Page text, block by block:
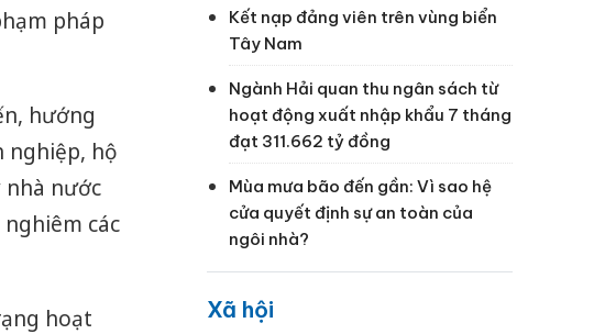
pháp
hướng
nghiệp, hộ
nhà nước
các
hoạt
Kết nạp đảng viên trên vùng biển
Tây Nam
Ngành Hải quan thu ngân sách từ
hoạt động xuất nhập khẩu 7 tháng
đạt 311.662 tỷ đồng
Mùa mưa bão đến gần: Vì sao hệ
cửa quyết định sự an toàn của
ngôi nhà?
Xã hội